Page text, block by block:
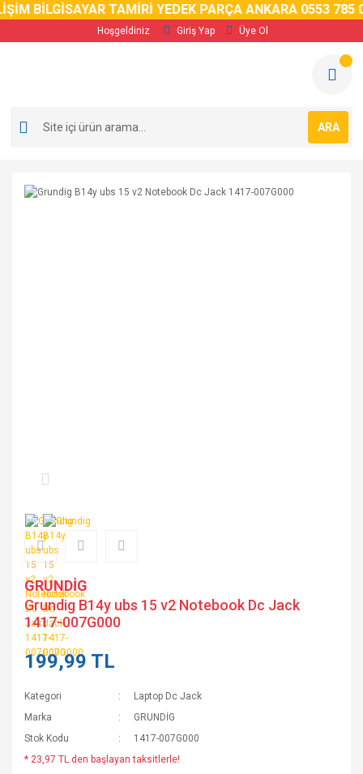
BİLGİSAYAR TAMİRİ YEDEK PARÇA ANKARA 0553 785 02
Hoşgeldiniz Giriş Yap Üye Ol
ARA
GRUNDİG
Grundig B14y ubs 15 v2 Notebook Dc Jack
1417-007G000
199,99 TL
Kategori
Laptop Dc Jack
Marka
GRUNDİG
Stok Kodu
1417-007G000
* 23,97 TL den başlayan taksitlerle!